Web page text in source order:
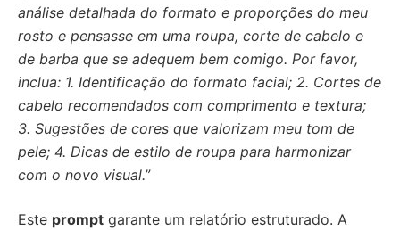
análise detalhada do formato e proporções do meu
rosto e pensasse em uma roupa, corte de cabelo e
de barba que se adequem bem comigo. Por favor,
inclua: 1. Identificação do formato facial; 2. Cortes de
cabelo recomendados com comprimento e textura;
3. Sugestões de cores que valorizam meu tom de
pele; 4. Dicas de estilo de roupa para harmonizar
com o novo visual.”
Este prompt garante um relatório estruturado. A